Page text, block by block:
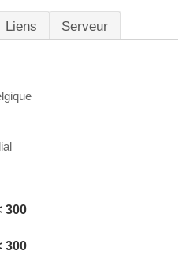
Liens Serveur
300
300